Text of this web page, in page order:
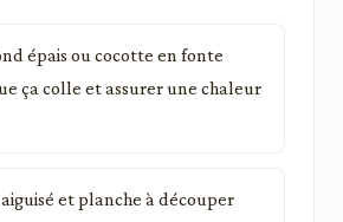
épais ou cocotte en fonte
ça colle et assurer une chaleur
et planche à découper